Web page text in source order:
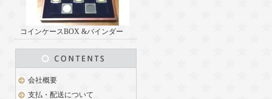
コインケースBOX &バインダー
会社概要
支払・配送について